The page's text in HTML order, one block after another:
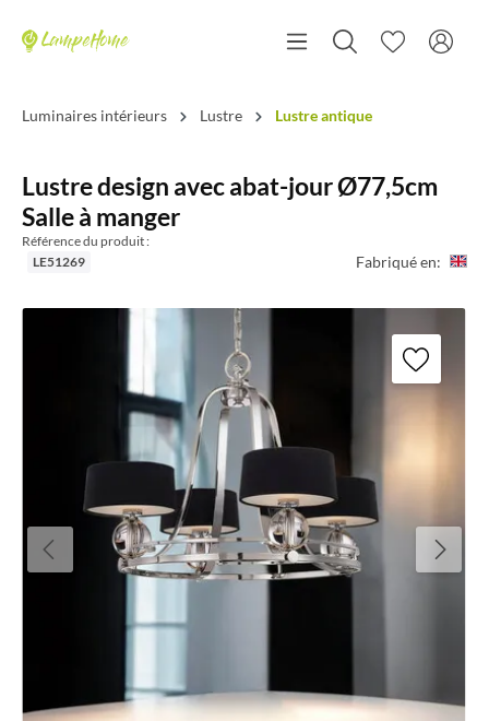
Luminaires intérieurs Lustre Lustre antique
Lustre design avec abat-jour Ø77,5cm
Salle à manger
Référence du produit :
LE51269
Fabriqué en: